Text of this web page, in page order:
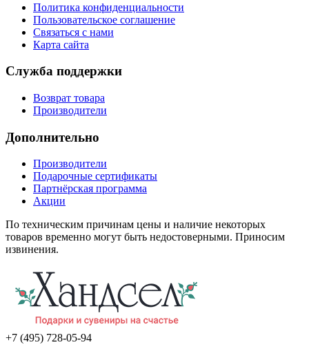
Политика конфиденциальности
Пользовательское соглашение
Связаться с нами
Карта сайта
Служба поддержки
Возврат товара
Производители
Дополнительно
Производители
Подарочные сертификаты
Партнёрская программа
Акции
По техническим причинам цены и наличие некоторых
товаров временно могут быть недостоверными. Приносим
извинения.
+7 (495) 728-05-94